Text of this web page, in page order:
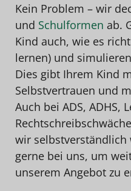
Kein Problem – wir
und Schulformen ab.
Kind auch, wie es
lernen) und
Dies gibt Ihrem Kind
Selbstvertrauen und
Auch bei ADS, ADHS,
wir selbstverständlich
gerne bei uns, um
unserem Angebot zu